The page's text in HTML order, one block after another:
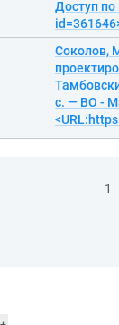
Доступ
Соколов,
с. — ВО -
1